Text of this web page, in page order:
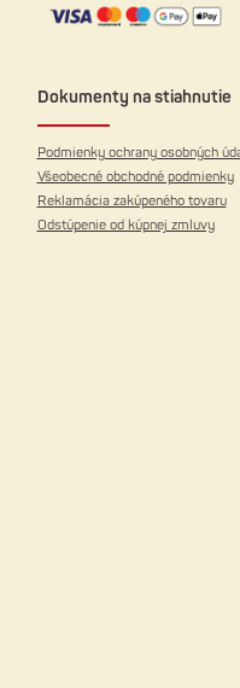
Dokumenty na stiahnutie
Podmienky ochrany osobných
Všeobecné obchodné podmienky
Reklamácia zakúpeného tovaru
Odstúpenie od kúpnej zmluvy